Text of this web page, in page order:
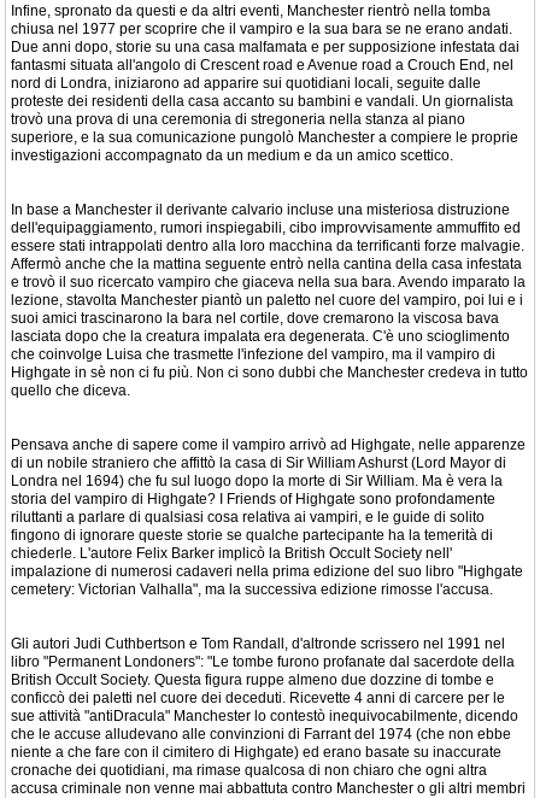
Infine, spronato da questi e da altri eventi, Manchester rientrò nella tomba
chiusa nel 1977 per scoprire che il vampiro e la sua bara se ne erano andati.
Due anni dopo, storie su una casa malfamata e per supposizione infestata dai
fantasmi situata all'angolo di Crescent road e Avenue road a Crouch End, nel
nord di Londra, iniziarono ad apparire sui quotidiani locali, seguite dalle
proteste dei residenti della casa accanto su bambini e vandali. Un giornalista
trovò una prova di una ceremonia di stregoneria nella stanza al piano
superiore, e la sua comunicazione pungolò Manchester a compiere le proprie
investigazioni accompagnato da un medium e da un amico scettico.
In base a Manchester il derivante calvario incluse una misteriosa distruzione
dell'equipaggiamento, rumori inspiegabili, cibo improvvisamente ammuffito ed
essere stati intrappolati dentro alla loro macchina da terrificanti forze malvagie.
Affermò anche che la mattina seguente entrò nella cantina della casa infestata
e trovò il suo ricercato vampiro che giaceva nella sua bara. Avendo imparato la
lezione, stavolta Manchester piantò un paletto nel cuore del vampiro, poi lui e i
suoi amici trascinarono la bara nel cortile, dove cremarono la viscosa bava
lasciata dopo che la creatura impalata era degenerata. C'è uno scioglimento
che coinvolge Luisa che trasmette l'infezione del vampiro, ma il vampiro di
Highgate in sè non ci fu più. Non ci sono dubbi che Manchester credeva in tutto
quello che diceva.
Pensava anche di sapere come il vampiro arrivò ad Highgate, nelle apparenze
di un nobile straniero che affittò la casa di Sir William Ashurst (Lord Mayor di
Londra nel 1694) che fu sul luogo dopo la morte di Sir William. Ma è vera la
storia del vampiro di Highgate? I Friends of Highgate sono profondamente
riluttanti a parlare di qualsiasi cosa relativa ai vampiri, e le guide di solito
fingono di ignorare queste storie se qualche partecipante ha la temerità di
chiederle. L'autore Felix Barker implicò la British Occult Society nell'
impalazione di numerosi cadaveri nella prima edizione del suo libro "Highgate
cemetery: Victorian Valhalla", ma la successiva edizione rimosse l'accusa.
Gli autori Judi Cuthbertson e Tom Randall, d'altronde scrissero nel 1991 nel
libro "Permanent Londoners": "Le tombe furono profanate dal sacerdote della
British Occult Society. Questa figura ruppe almeno due dozzine di tombe e
conficcò dei paletti nel cuore dei deceduti. Ricevette 4 anni di carcere per le
sue attività "antiDracula" Manchester lo contestò inequivocabilmente, dicendo
che le accuse alludevano alle convinzioni di Farrant del 1974 (che non ebbe
niente a che fare con il cimitero di Highgate) ed erano basate su inaccurate
cronache dei quotidiani, ma rimase qualcosa di non chiaro che ogni altra
accusa criminale non venne mai abbattuta contro Manchester o gli altri membri